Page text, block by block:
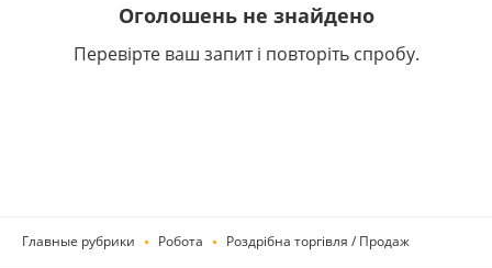
Оголошень не знайдено
Перевірте ваш запит і повторіть спробу.
Главные рубрики Робота Роздрібна торгівля / Продаж